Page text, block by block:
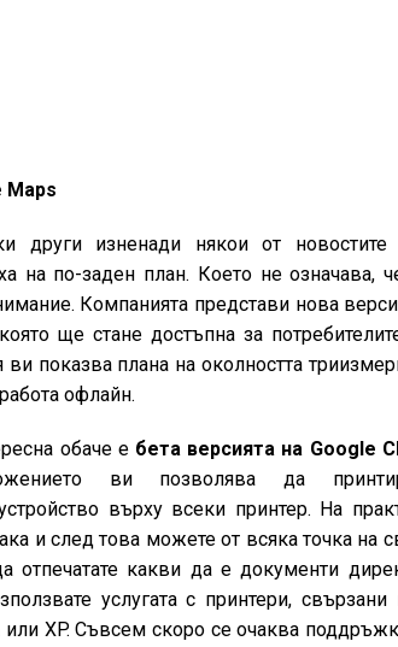
Maps
други изненади някои от новостите
на по-заден план. Което не означава,
Компанията представи нова
ще стане достъпна за
ви показва плана на околността
офлайн.
обаче е бета версията на Google
ви позволява да
върху всеки принтер. На
и след това можете от всяка точка на
отпечатате какви да е документи
услугата с принтери,
XP. Съвсем скоро се очаква